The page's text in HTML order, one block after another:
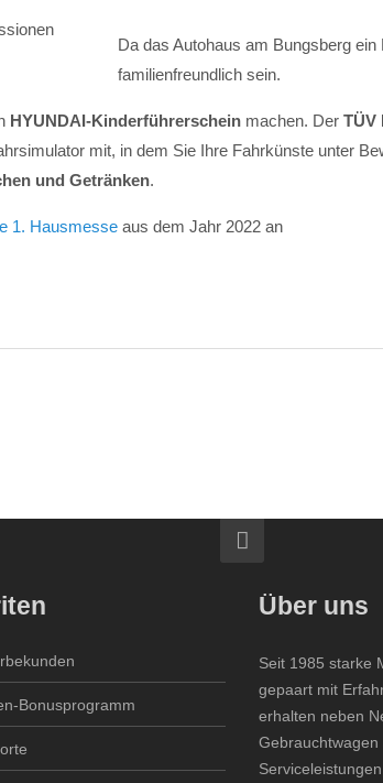
Da das Autohaus am Bungsberg
familienfreundlich sein.
HYUNDAI-Kinderführerschein machen. Der TÜV
mit, in dem Sie Ihre Fahrkünste unter
und Getränken.
1. Hausmesse aus dem Jahr 2022 an
Bonusprogramm
Über uns
Seit 1985 starke
gepaart mit
erhalten neben
Gebrauchtwagen